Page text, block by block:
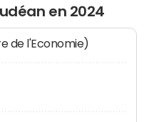
en 2024
de l'Economie)